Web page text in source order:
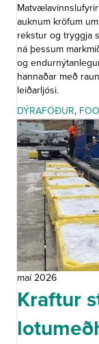
auknum kröfum
rekstur og tryggja
ná þessum
og
hannaðar með
leiðarljósi.
DÝRAFÓÐUR,
maí 2026
Kraftur